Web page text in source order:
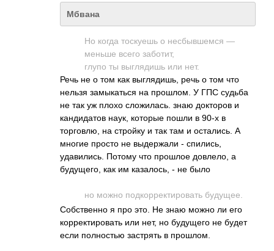
Мбвана
Но когда тоскуешь о несбывшемся —
меньше всего заботит,
глупо ты выглядишь или нет.
Речь не о том как выглядишь, речь о том что
нельзя замыкаться на прошлом. У ГПС судьба
не так уж плохо сложилась. знаю докторов и
кандидатов наук, которые пошли в 90-х в
торговлю, на стройку и так там и остались. А
многие просто не выдержали - спились,
удавились. Потому что прошлое довлело, а
будущего, как им казалось, - не было
но можно подкорректироват­­ь будущее.
Собственно я про это. Не знаю можно ли его
корректировать или нет, но будущего не будет
если полностью застрять в прошлом.